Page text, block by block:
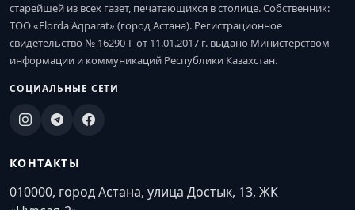
старейшей из всех газет, печатающихся в столице. Собственник:
ТОО «Elorda Aqparat» (город Астана). Регистрационное
свидетельство № 16290-Г от 11.01.2017 г. выдано Министерством
информации и коммуникаций Республики Казахстан.
СОЦИАЛЬНЫЕ СЕТИ
КОНТАКТЫ
010000, город Астана, улица Достык, 13, ЖК